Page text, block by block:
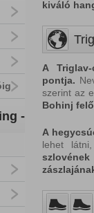
-
kiváló
A
pontja.
szerint az
Bohinj
A
lehet